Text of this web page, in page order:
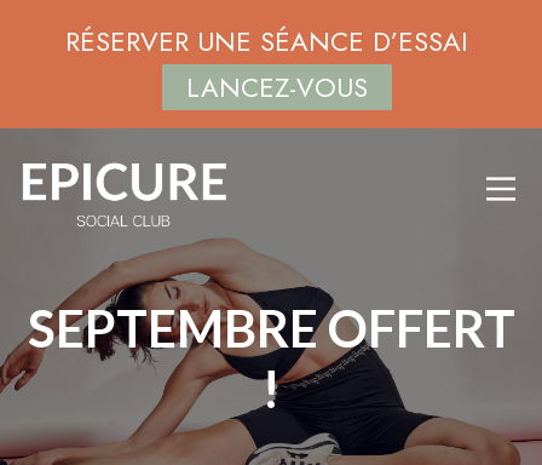
RÉSERVER UNE SÉANCE D’ESSAI
LANCEZ-VOUS
SEPTEMBRE OFFERT
!